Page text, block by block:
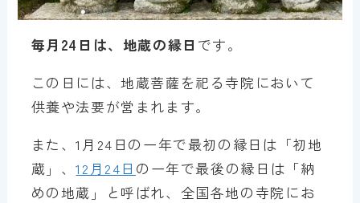
毎月24日は、地蔵の縁日 です。
この日には、地蔵菩薩を祀る寺院において
供養や法要が営まれます。
また、1月24日の一年で最初の縁日は「初地
蔵」、12月24日 の一年で最後の縁日は「納
めの地蔵」と呼ばれ、全国各地の寺院にお